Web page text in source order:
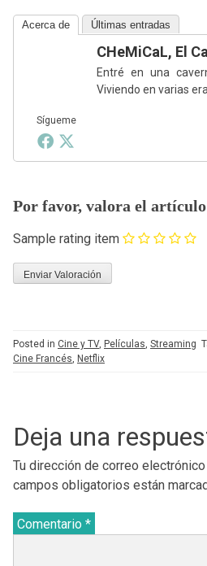
Acerca de Últimas entradas
Sígueme
CHeMiCaL, El
Entré en una
Viviendo en varias
Por favor, valora el artículo
Sample rating item
Posted in Cine y TV, Películas, Streaming
Cine Francés, Netflix
Deja una
Tu dirección de correo
campos obligatorios están
Comentario *